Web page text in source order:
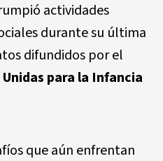
actividades
durante su última
difundidos por el
para la Infancia
que aún enfrentan